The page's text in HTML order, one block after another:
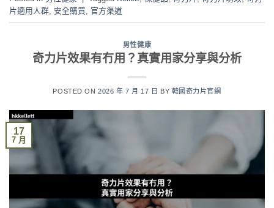
片適用人群, 安全購買, 官方渠道
男性健康
奇力片效果有冇用？真實用家分享與分析
POSTED ON2026 年 7 月 17 日 BY 韓國奇力片官網
17
7 月